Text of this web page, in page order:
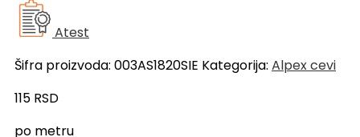
Atest
Šifra proizvoda: 003AS1820SIE Kategorija: Alpex cevi
115 RSD
po metru